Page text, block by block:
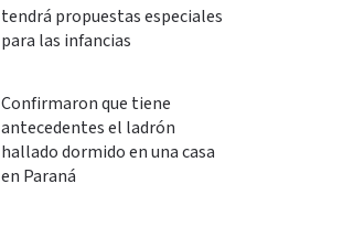
tendrá propuestas especiales
para las infancias
Confirmaron que tiene
antecedentes el ladrón
hallado dormido en una casa
en Paraná